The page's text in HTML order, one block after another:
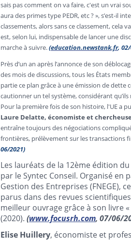
sais pas comment on va faire, c'est un vrai
aura des primes type PEDR, etc ? », s’est-il
classements, alors sans ce classement, cela
est, selon lui, indispensable de lancer une
marche à suivre.(education.newstank.fr,
Près d’un an après l’annonce de son
des mois de discussions, tous les États
partie ce plan grâce à une émission de dette
cautionner un tel système, considérant
Pour la première fois de son histoire, l'UE a
Laure Delatte, économiste et
entraîne toujours des négociations
frontières, prélèvement sur les transactions
06/2021)
Les lauréats de la 12ème édition
par le Syntec Conseil. Organisé
Gestion des Entreprises (FNEGE),
parus dans des revues
meilleur ouvrage grâce à son livre
(2020). (www.focusrh.com, 07/06/
Elise Huillery, économiste et